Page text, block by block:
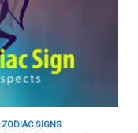
ZODIAC SIGNS